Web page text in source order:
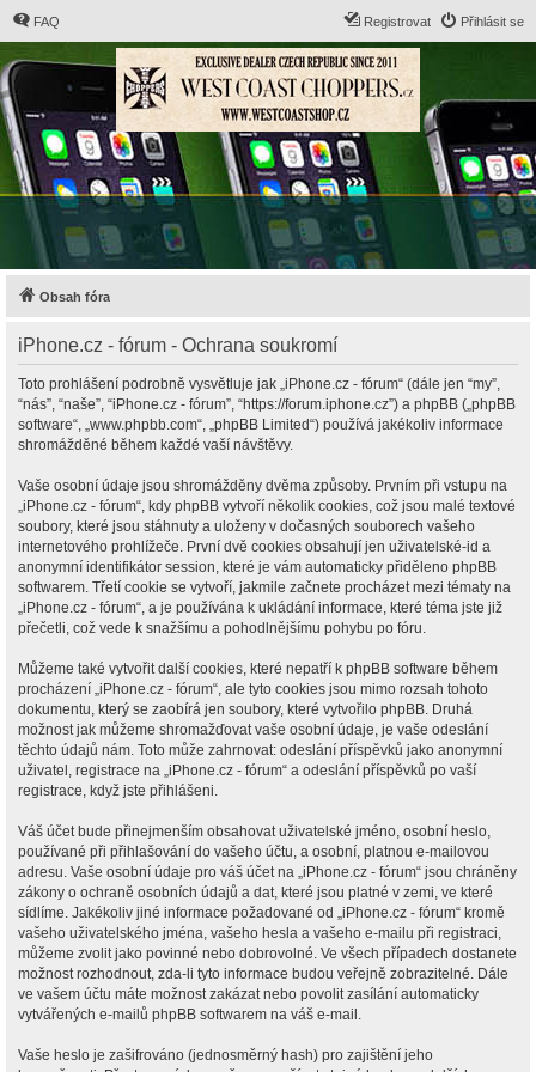
FAQ Přihlásit se
Registrovat
Obsah fóra
iPhone.cz - fórum - Ochrana soukromí
Toto prohlášení podrobně vysvětluje jak „iPhone.cz - fórum“ (dále jen “my”,
“nás”, “naše”, “iPhone.cz - fórum”, “https://forum.iphone.cz”) a phpBB („phpBB
software“, „www.phpbb.com“, „phpBB Limited“) používá jakékoliv informace
shromážděné během každé vaší návštěvy.
Vaše osobní údaje jsou shromážděny dvěma způsoby. Prvním při vstupu na
„iPhone.cz - fórum“, kdy phpBB vytvoří několik cookies, což jsou malé textové
soubory, které jsou stáhnuty a uloženy v dočasných souborech vašeho
internetového prohlížeče. První dvě cookies obsahují jen uživatelské-id a
anonymní identifikátor session, které je vám automaticky přiděleno phpBB
softwarem. Třetí cookie se vytvoří, jakmile začnete procházet mezi tématy na
„iPhone.cz - fórum“, a je používána k ukládání informace, které téma jste již
přečetli, což vede k snažšímu a pohodlnějšímu pohybu po fóru.
Můžeme také vytvořit další cookies, které nepatří k phpBB software během
procházení „iPhone.cz - fórum“, ale tyto cookies jsou mimo rozsah tohoto
dokumentu, který se zaobírá jen soubory, které vytvořilo phpBB. Druhá
možnost jak můžeme shromažďovat vaše osobní údaje, je vaše odeslání
těchto údajů nám. Toto může zahrnovat: odeslání příspěvků jako anonymní
uživatel, registrace na „iPhone.cz - fórum“ a odeslání příspěvků po vaší
registrace, když jste přihlášeni.
Váš účet bude přinejmenším obsahovat uživatelské jméno, osobní heslo,
používané při přihlašování do vašeho účtu, a osobní, platnou e-mailovou
adresu. Vaše osobní údaje pro váš účet na „iPhone.cz - fórum“ jsou chráněny
zákony o ochraně osobních údajů a dat, které jsou platné v zemi, ve které
sídlíme. Jakékoliv jiné informace požadované od „iPhone.cz - fórum“ kromě
vašeho uživatelského jména, vašeho hesla a vašeho e-mailu při registraci,
můžeme zvolit jako povinné nebo dobrovolné. Ve všech případech dostanete
možnost rozhodnout, zda-li tyto informace budou veřejně zobrazitelné. Dále
ve vašem účtu máte možnost zakázat nebo povolit zasílání automaticky
vytvářených e-mailů phpBB softwarem na váš e-mail.
Vaše heslo je zašifrováno (jednosměrný hash) pro zajištění jeho